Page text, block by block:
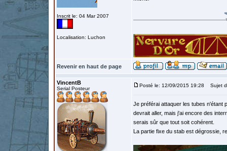
Inscrit le: 04 Mar 2007
Localisation: Luchon
Revenir en haut de page
VincentB
Serial Posteur
Posté le: 12/09/2015 19:28 Sujet
Je préférai attaquer les tubes n'étant
devrait aller, mais j'ai encore des
serais sûr que tout soit cohérent.
La partie fixe du stab est dégrossie,